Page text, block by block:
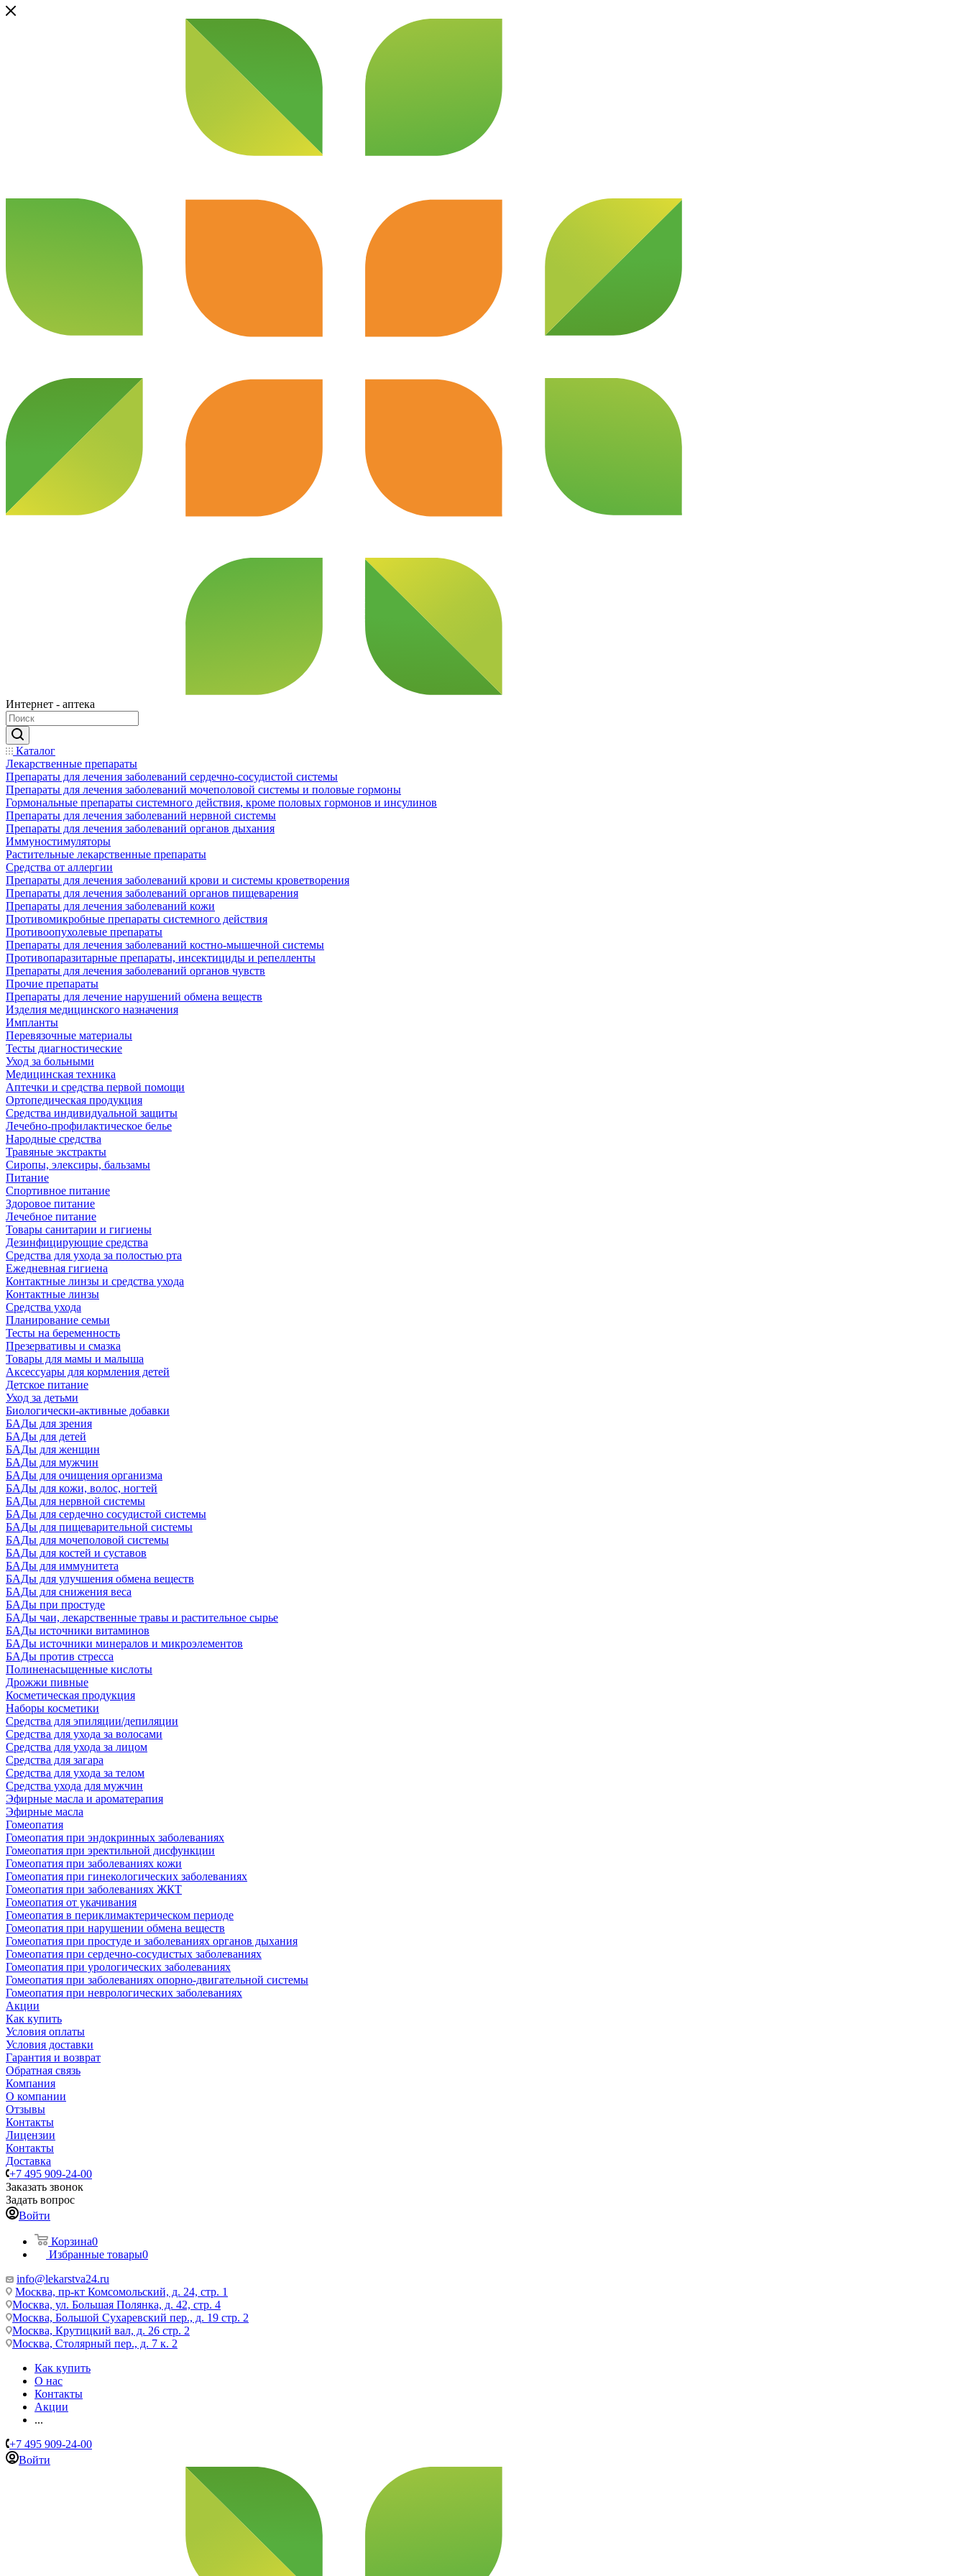
Интернет - аптека
Каталог
Лекарственные препараты
Препараты для лечения заболеваний сердечно-сосудистой системы
Препараты для лечения заболеваний мочеполовой системы и половые гормоны
Гормональные препараты системного действия, кроме половых гормонов и инсулинов
Препараты для лечения заболеваний нервной системы
Препараты для лечения заболеваний органов дыхания
Иммуностимуляторы
Растительные лекарственные препараты
Средства от аллергии
Препараты для лечения заболеваний крови и системы кроветворения
Препараты для лечения заболеваний органов пищеварения
Препараты для лечения заболеваний кожи
Противомикробные препараты системного действия
Противоопухолевые препараты
Препараты для лечения заболеваний костно-мышечной системы
Противопаразитарные препараты, инсектициды и репелленты
Препараты для лечения заболеваний органов чувств
Прочие препараты
Препараты для лечение нарушений обмена веществ
Изделия медицинского назначения
Импланты
Перевязочные материалы
Тесты диагностические
Уход за больными
Медицинская техника
Аптечки и средства первой помощи
Ортопедическая продукция
Средства индивидуальной защиты
Лечебно-профилактическое белье
Народные средства
Травяные экстракты
Сиропы, элексиры, бальзамы
Питание
Спортивное питание
Здоровое питание
Лечебное питание
Товары санитарии и гигиены
Дезинфицирующие средства
Средства для ухода за полостью рта
Ежедневная гигиена
Контактные линзы и средства ухода
Контактные линзы
Средства ухода
Планирование семьи
Тесты на беременность
Презервативы и смазка
Товары для мамы и малыша
Аксессуары для кормления детей
Детское питание
Уход за детьми
Биологически-активные добавки
БАДы для зрения
БАДы для детей
БАДы для женщин
БАДы для мужчин
БАДы для очищения организма
БАДы для кожи, волос, ногтей
БАДы для нервной системы
БАДы для сердечно сосудистой системы
БАДы для пищеварительной системы
БАДы для мочеполовой системы
БАДы для костей и суставов
БАДы для иммунитета
БАДы для улучшения обмена веществ
БАДы для снижения веса
БАДы при простуде
БАДы чаи, лекарственные травы и растительное сырье
БАДы источники витаминов
БАДы источники минералов и микроэлементов
БАДы против стресса
Полиненасыщенные кислоты
Дрожжи пивные
Косметическая продукция
Наборы косметики
Средства для эпиляции/депиляции
Средства для ухода за волосами
Средства для ухода за лицом
Средства для загара
Средства для ухода за телом
Средства ухода для мужчин
Эфирные масла и ароматерапия
Эфирные масла
Гомеопатия
Гомеопатия при эндокринных заболеваниях
Гомеопатия при эректильной дисфункции
Гомеопатия при заболеваниях кожи
Гомеопатия при гинекологических заболеваниях
Гомеопатия при заболеваниях ЖКТ
Гомеопатия от укачивания
Гомеопатия в периклимактерическом периоде
Гомеопатия при нарушении обмена веществ
Гомеопатия при простуде и заболеваниях органов дыхания
Гомеопатия при сердечно-сосудистых заболеваниях
Гомеопатия при урологических заболеваниях
Гомеопатия при заболеваниях опорно-двигательной системы
Гомеопатия при неврологических заболеваниях
Акции
Как купить
Условия оплаты
Условия доставки
Гарантия и возврат
Обратная связь
Компания
О компании
Отзывы
Контакты
Лицензии
Контакты
Доставка
+7 495 909-24-00
Заказать звонок
Задать вопрос
Войти
Корзина0
Избранные товары0
info@lekarstva24.ru
Москва, пр-кт Комсомольский, д. 24, стр. 1
Москва, ул. Большая Полянка, д. 42, стр. 4
Москва, Большой Сухаревский пер., д. 19 стр. 2
Москва, Крутицкий вал, д. 26 стр. 2
Москва, Столярный пер., д. 7 к. 2
Как купить
О нас
Контакты
Акции
...
+7 495 909-24-00
Войти